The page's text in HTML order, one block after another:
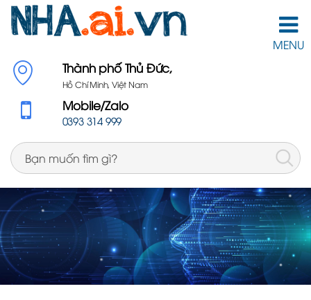
MENU
Thành phố Thủ Đức,
Hồ Chí Minh, Việt Nam
Mobile/Zalo
0393 314 999